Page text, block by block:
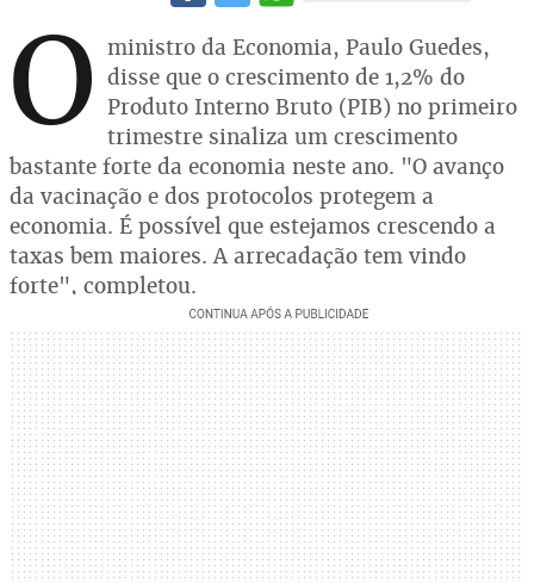
O ministro da Economia, Paulo Guedes,
disse que o crescimento de 1,2% do
Produto Interno Bruto (PIB) no primeiro
trimestre sinaliza um crescimento
bastante forte da economia neste ano. "O avanço
da vacinação e dos protocolos protegem a
economia. É possível que estejamos crescendo a
taxas bem maiores. A arrecadação tem vindo
forte", completou.